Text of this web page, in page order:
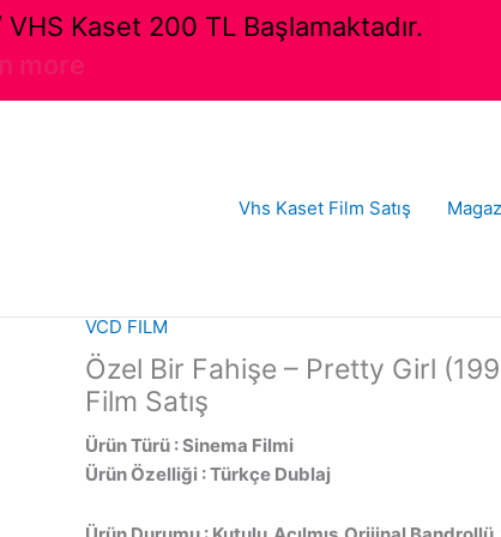
Vhs Kaset Film Satış
VCD FILM
Özel Bir Fahişe – Pretty Girl
Film Satış
Ürün Türü : Sinema Filmi
Ürün Özelliği : Türkçe Dublaj
Kaset 200 TL Başlamaktadır.
more